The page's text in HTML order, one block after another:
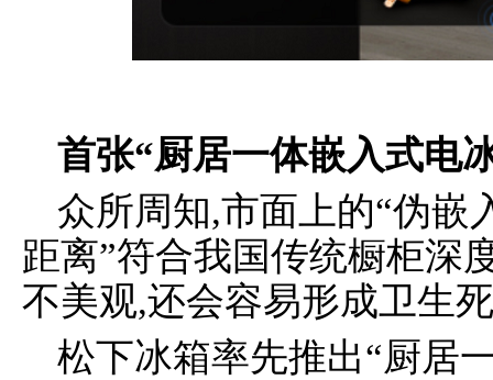
首张“厨居一体嵌入式电
众所周知,市面上的“伪嵌
距离”符合我国传统橱柜深
不美观,还会容易形成卫生
松下冰箱率先推出“厨居